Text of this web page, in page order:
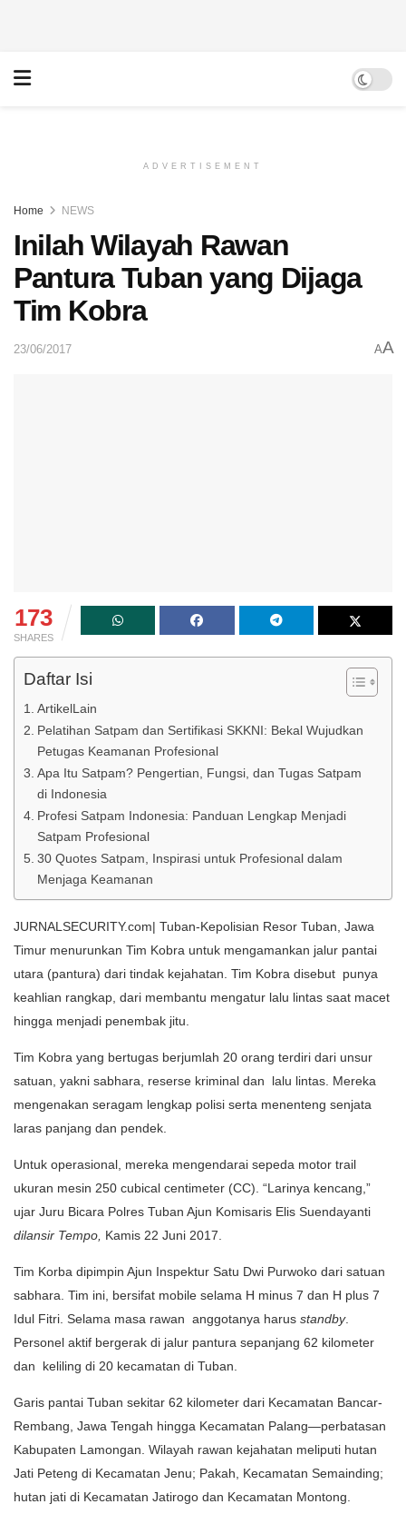
ADVERTISEMENT
Home NEWS
Inilah Wilayah Rawan
Pantura Tuban yang Dijaga
Tim Kobra
23/06/2017 AA
173
SHARES
Daftar Isi
ArtikelLain
Pelatihan Satpam dan Sertifikasi SKKNI: Bekal Wujudkan
Petugas Keamanan Profesional
Apa Itu Satpam? Pengertian, Fungsi, dan Tugas Satpam
di Indonesia
Profesi Satpam Indonesia: Panduan Lengkap Menjadi
Satpam Profesional
30 Quotes Satpam, Inspirasi untuk Profesional dalam
Menjaga Keamanan
JURNALSECURITY.com| Tuban-Kepolisian Resor Tuban, Jawa
Timur menurunkan Tim Kobra untuk mengamankan jalur pantai
utara (pantura) dari tindak kejahatan. Tim Kobra disebut punya
keahlian rangkap, dari membantu mengatur lalu lintas saat macet
hingga menjadi penembak jitu.
Tim Kobra yang bertugas berjumlah 20 orang terdiri dari unsur
satuan, yakni sabhara, reserse kriminal dan lalu lintas. Mereka
mengenakan seragam lengkap polisi serta menenteng senjata
laras panjang dan pendek.
Untuk operasional, mereka mengendarai sepeda motor trail
ukuran mesin 250 cubical centimeter (CC). “Larinya kencang,”
ujar Juru Bicara Polres Tuban Ajun Komisaris Elis Suendayanti
dilansir Tempo, Kamis 22 Juni 2017.
Tim Korba dipimpin Ajun Inspektur Satu Dwi Purwoko dari satuan
sabhara. Tim ini, bersifat mobile selama H minus 7 dan H plus 7
Idul Fitri. Selama masa rawan anggotanya harus standby.
Personel aktif bergerak di jalur pantura sepanjang 62 kilometer
dan keliling di 20 kecamatan di Tuban.
Garis pantai Tuban sekitar 62 kilometer dari Kecamatan Bancar-
Rembang, Jawa Tengah hingga Kecamatan Palang—perbatasan
Kabupaten Lamongan. Wilayah rawan kejahatan meliputi hutan
Jati Peteng di Kecamatan Jenu; Pakah, Kecamatan Semainding;
hutan jati di Kecamatan Jatirogo dan Kecamatan Montong.